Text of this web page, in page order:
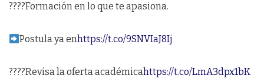
????Formación en lo que te apasiona.
Postula ya enhttps://t.co/9SNVIaJ8Ij
????Revisa la oferta académicahttps://t.co/LmA3dpx1bK